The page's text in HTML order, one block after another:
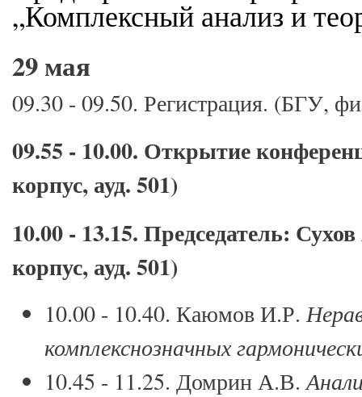
„Комплексный анализ и
29 мая
09.30 - 09.50. Регистрация. (БГУ,
09.55 - 10.00. Открытие
корпус, ауд. 501)
10.00 - 13.15. Председатель:
корпус, ауд. 501)
10.00 - 10.40. Каюмов И.Р.
комплекснозначных
10.45 - 11.25. Домрин А.В.